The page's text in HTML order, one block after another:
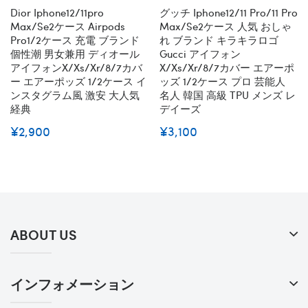
Dior Iphone12/11pro
Max/se2ケース Airpods
Pro1/2ケース 充電 ブランド
個性潮 男女兼用 ディオール
アイフォンx/xs/xr/8/7カバ
ー エアーポッズ 1/2ケース イ
ンスタグラム風 激安 大人気
経典
¥2,900
グッチ Iphone12/11 Pro/11 Pro
Max/se2ケース 人気 おしゃ
れ ブランド キラキラロゴ
Gucci アイフォン
X/xs/xr/8/7カバー エアーポ
ッズ 1/2ケース プロ 芸能人
名人 韓国 高級 TPU メンズ レ
デイーズ
¥3,100
ABOUT US
インフォメーション